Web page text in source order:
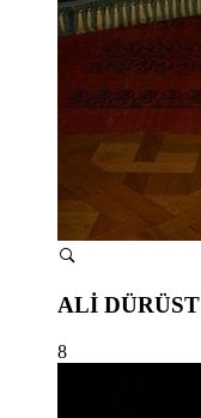
ALİ DÜRÜST
8